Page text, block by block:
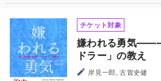
チケット対象
嫌われる勇気
ドラー」の教え
岸見一郎, 古賀史健